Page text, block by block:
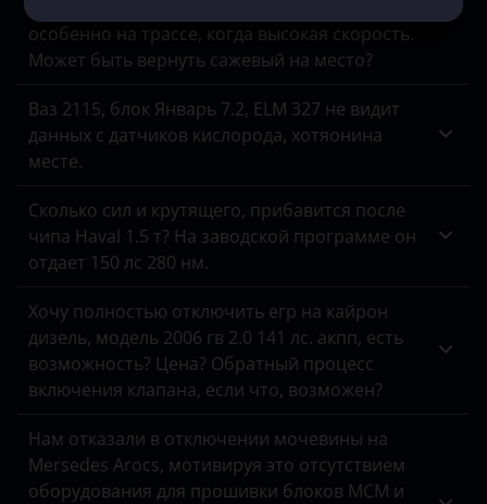
ЗАЗ
УАЗ
особенно на трассе, когда высокая скорость.
Может быть вернуть сажевый на место?
Ваз 2115, блок Январь 7.2, ELM 327 не видит
данных с датчиков кислорода, хотяонина
месте.
Сколько сил и крутящего, прибавится после
чипа Haval 1.5 т? На заводской программе он
отдает 150 лс 280 нм.
Хочу полностью отключить егр на кайрон
дизель, модель 2006 гв 2.0 141 лс. акпп, есть
возможность? Цена? Обратный процесс
включения клапана, если что, возможен?
Нам отказали в отключении мочевины на
Mersedes Arocs, мотивируя это отсутствием
оборудования для прошивки блоков MCM и